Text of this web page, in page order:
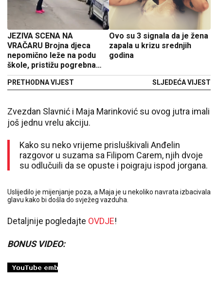
JEZIVA SCENA NA
VRAČARU Brojna djeca
nepomično leže na podu
škole, pristižu pogrebna
vozila
PRETHODNA VIJEST
Ovo su 3 signala da je žena
zapala u krizu srednjih
godina
SLJEDEĆA VIJEST
Zvezdan Slavnić i Maja Marinković su ovog jutra imali
još jednu vrelu akciju.
Kako su neko vrijeme prisluškivali Anđelin
razgovor u suzama sa Filipom Carem, njih dvoje
su odlučuili da se opuste i poigraju ispod jorgana.
Uslijedilo je mijenjanje poza, a Maja je u nekoliko navrata izbacivala
glavu kako bi došla do svježeg vazduha.
Detaljnije pogledajte OVDJE!
BONUS VIDEO: